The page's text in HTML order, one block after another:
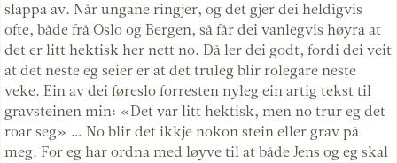
slappa av. Når ungane ringjer, og det gjer dei heldigvis
ofte, både frå Oslo og Bergen, så får dei vanlegvis høyra at
det er litt hektisk her nett no. Då ler dei godt, fordi dei veit
at det neste eg seier er at det truleg blir rolegare neste
veke. Ein av dei føreslo forresten nyleg ein artig tekst til
gravsteinen min: «Det var litt hektisk, men no trur eg det
roar seg» … No blir det ikkje nokon stein eller grav på
meg. For eg har ordna med løyve til at både Jens og eg skal